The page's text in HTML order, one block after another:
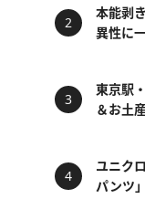
本能剥
異性に
東京駅
＆お土
ユニク
パンツ